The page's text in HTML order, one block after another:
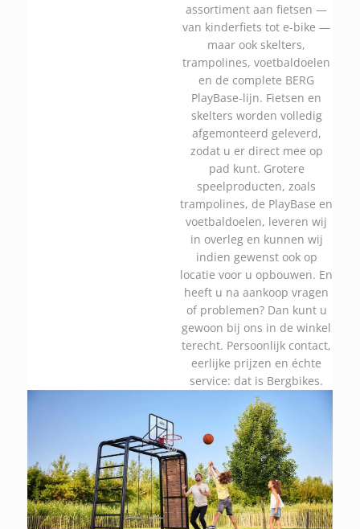
assortiment aan fietsen —
van kinderfiets tot e-bike —
maar ook skelters,
trampolines, voetbaldoelen
en de complete BERG
PlayBase-lijn. Fietsen en
skelters worden volledig
afgemonteerd geleverd,
zodat u er direct mee op
pad kunt. Grotere
speelproducten, zoals
trampolines, de PlayBase en
voetbaldoelen, leveren wij
in overleg en kunnen wij
indien gewenst ook op
locatie voor u opbouwen. En
heeft u na aankoop vragen
of problemen? Dan kunt u
gewoon bij ons in de winkel
terecht. Persoonlijk contact,
eerlijke prijzen en échte
service: dat is Bergbikes.